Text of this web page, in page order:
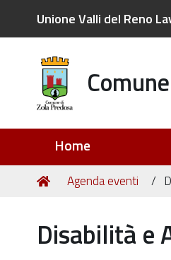
Unione Valli del Reno
Home
Tu
Home
Agenda eventi
Disabilità e